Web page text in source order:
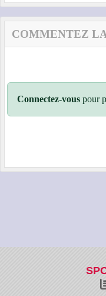
COMMENTEZ
Connectez-vous pour